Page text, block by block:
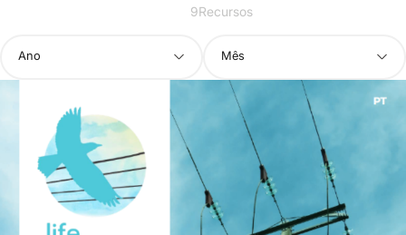
9Recursos
Ano Mês